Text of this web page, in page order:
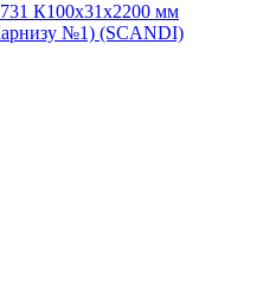
К100х31х2200 мм
№1) (SCANDI)